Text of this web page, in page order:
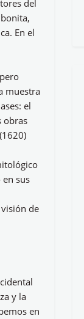
del
En el
muestra
el
obras
sus
de
y la
en